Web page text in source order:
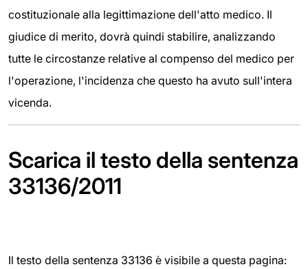
costituzionale alla legittimazione dell'atto medico. Il
giudice di merito, dovrà quindi stabilire, analizzando
tutte le circostanze relative al compenso del medico per
l'operazione, l'incidenza che questo ha avuto sull'intera
vicenda.
Scarica il testo della sentenza
33136/2011
Il testo della sentenza 33136 è visibile a questa pagina: